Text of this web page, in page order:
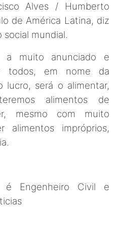
Alves / Humberto
de América Latina, diz
mundial.
a muito anunciado e
todos, em nome da
lucro, será o alimentar,
alimentos de
mesmo com muito
alimentos impróprios,
é Engenheiro Civil e